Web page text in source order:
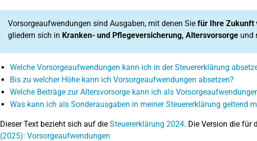
Vorsorgeaufwendungen sind Ausgaben, mit denen Siefür Ihre Zukunft
gliedern sich in Kranken- und Pflegeversicherung, Altersvorsorge und
Welche Vorsorgeaufwendungen kann ich in der Steuererklärung
Bis zu welcher Höhe kann ich Vorsorgeaufwendungen absetzen?
Welche Beiträge zur Altersvorsorge kann ich als
Was kann ich als Sonderausgaben in meiner Steuererklärung geltend
Dieser Text bezieht sich auf die Steuererklärung 2024. Die Version die für
(2025): Vorsorgeaufwendungen